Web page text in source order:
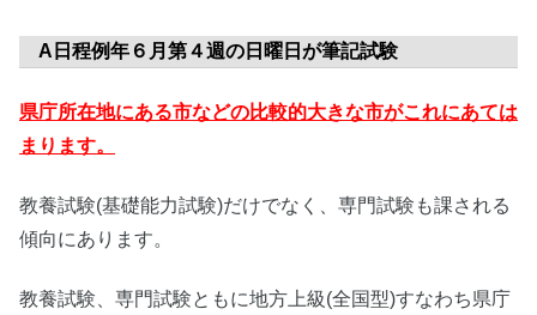
A日程例年６月第４週の日曜日が筆記試験
県庁所在地にある市などの比較的大きな市がこれにあては
まります。
教養試験(基礎能力試験)だけでなく、専門試験も課される
傾向にあります。
教養試験、専門試験ともに地方上級(全国型)すなわち県庁